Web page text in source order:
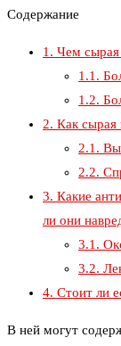
Содержание
1. Чем сырая
1.1.
1.2.
2. Как сырая
2.1.
2.2.
3. Какие
ли они
3.1.
3.2.
4. Стоит ли
В ней могут